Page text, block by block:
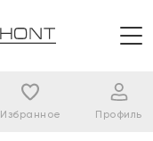
Избранное Профиль